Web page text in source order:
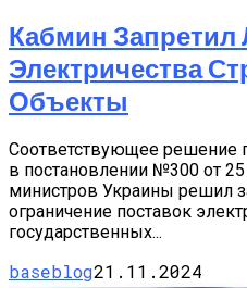
Кабмин Запретил
Электричества
Объекты
Соответствующее решение
в постановлении №300 от
министров Украины решил
ограничение поставок
государственных...
baseblog21.11.2024